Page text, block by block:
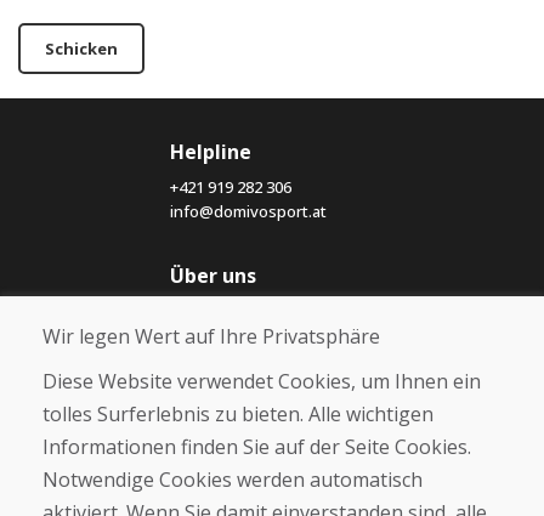
Schicken
Helpline
+421 919 282 306
info@domivosport.at
Über uns
Über uns
Kontakt
Kaufen
E-Shop
Geschäftsbedingungen
Wir legen Wert auf Ihre Privatsphäre
Diese Website verwendet Cookies, um Ihnen ein
tolles Surferlebnis zu bieten. Alle wichtigen
Informationen finden Sie auf der Seite Cookies.
Notwendige Cookies werden automatisch